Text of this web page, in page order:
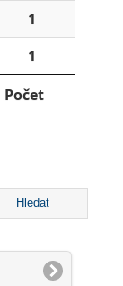
1
1
Počet
Hledat